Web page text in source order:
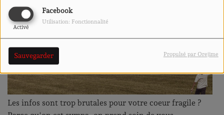
Facebook
Activé
Utilisation: Fonctionnalité
Sauvegarder Propulsé par Orejime
Les infos sont trop brutales pour votre coeur fragile ?